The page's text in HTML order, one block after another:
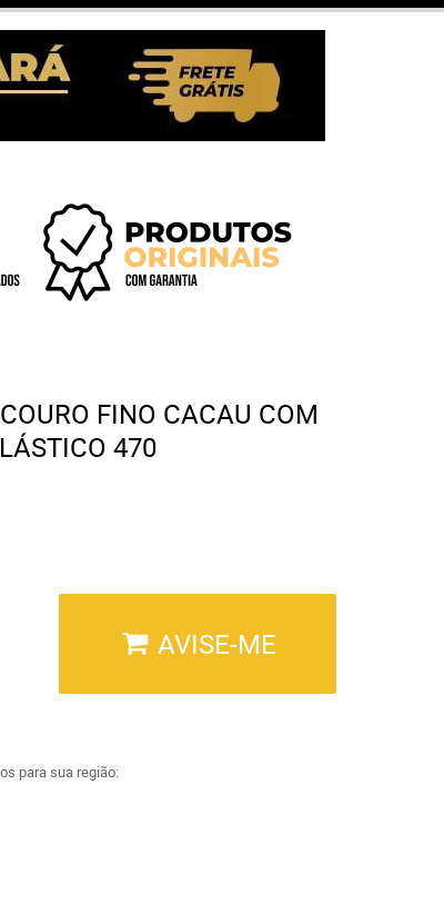
FINO CACAU COM
470
AVISE-ME
para sua região: